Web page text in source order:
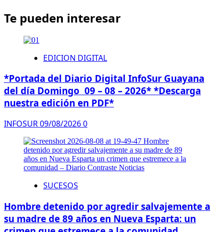
Te pueden interesar
EDICION DIGITAL
*Portada del Diario Digital InfoSur Guayana
del día Domingo 09 – 08 – 2026* *Descarga
nuestra edición en PDF*
INFOSUR09/08/20260
SUCESOS
Hombre detenido por agredir salvajemente a
su madre de 89 años en Nueva Esparta: un